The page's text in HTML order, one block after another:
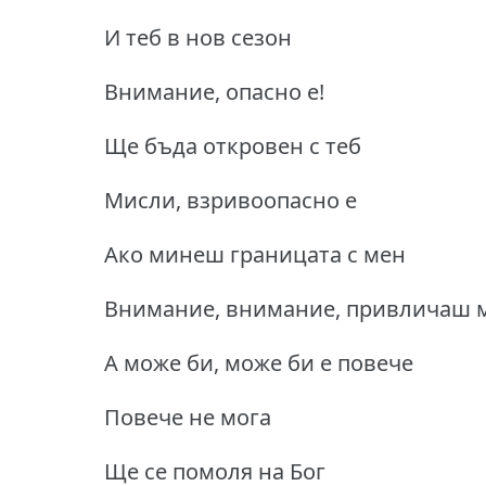
И теб в нов сезон
Внимание, опасно е!
Ще бъда откровен с теб
Мисли, взривоопасно е
Ако минеш границата с мен
Внимание, внимание, привличаш
А може би, може би е повече
Повече не мога
Ще се помоля на Бог